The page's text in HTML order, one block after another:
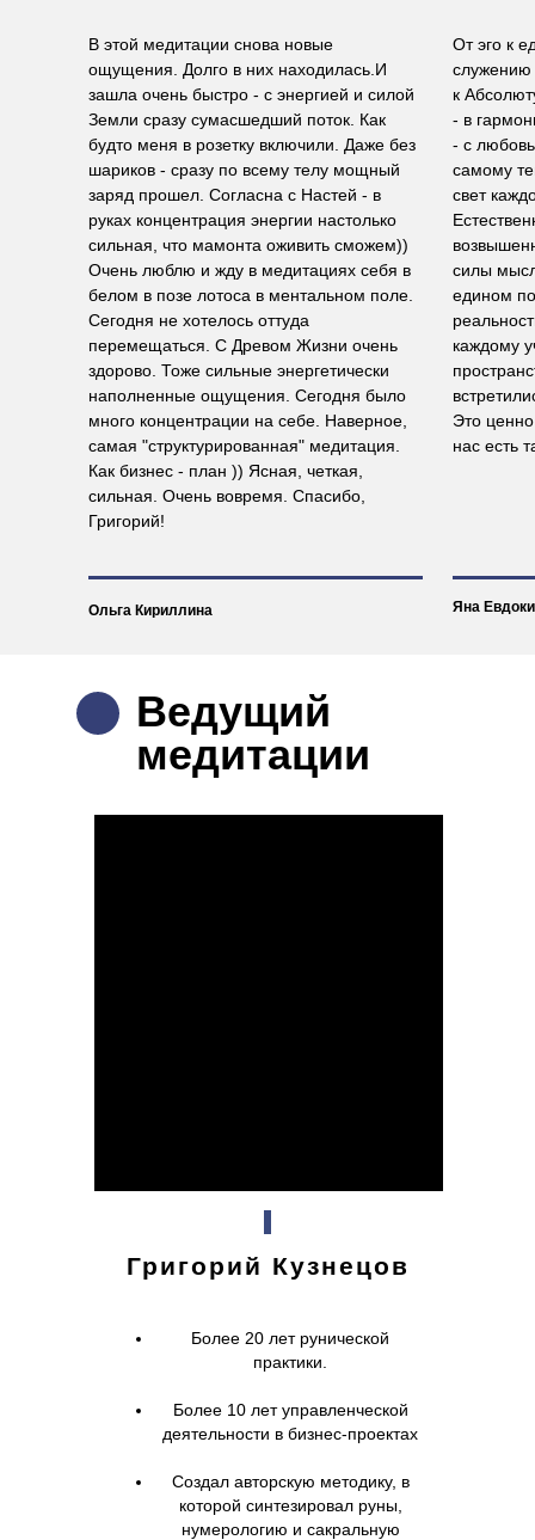
От эго к
служению
к
- в
- с
самому
свет
силы
едином
каждому
Это
нас есть
Яна
В этой медитации снова новые
ощущения. Долго в них находилась.И
зашла очень быстро - с энергией и силой
Земли сразу сумасшедший поток. Как
будто меня в розетку включили. Даже без
шариков - сразу по всему телу мощный
заряд прошел. Согласна с Настей - в
руках концентрация энергии настолько
сильная, что мамонта оживить сможем))
Очень люблю и жду в медитациях себя в
белом в позе лотоса в ментальном поле.
Сегодня не хотелось оттуда
перемещаться. С Древом Жизни очень
здорово. Тоже сильные энергетически
наполненные ощущения. Сегодня было
много концентрации на себе. Наверное,
самая "структурированная" медитация.
Как бизнес - план )) Ясная, четкая,
сильная. Очень вовремя. Спасибо,
Григорий!
Ольга Кириллина
Григорий Кузнецов
Более 20 лет рунической
практики.
Более 10 лет управленческой
деятельности в бизнес-проектах
Создал авторскую методику, в
которой синтезировал руны,
нумерологию и сакральную
Ведущий
медитации